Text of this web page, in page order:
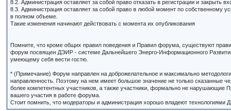
8.2. Администрация оставляет за собой право отказать в регистрации и закрыть
8.3. Администрация оставляет за собой право в любой момент по собственному
в полном объеме.
Такие изменения начинают действовать с момента их опубликования
Помните, что кроме общих правил поведения и Правил форума, существуют
форум посвящен ДЭИР - системе Дальнейшего Энерго-Информационного
умеющему себя вести гостю.
* (Примечание) Форум направлен на доброжелательное и максимально
направленность. Поэтому на нем имеет большое значение не только сказанные
более компетентных участников, а также участники, формально не нарушающие
вашего участия в работе форума.
Стоит помнить, что модераторы и администрация хорошо владеют технологиями